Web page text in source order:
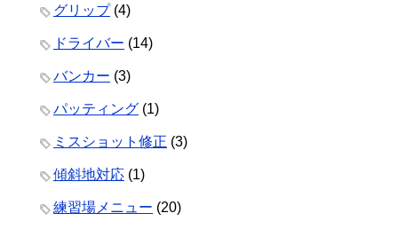
グリップ(4)
ドライバー (14)
バンカー (3)
パッティング (1)
ミスショット修正 (3)
傾斜地対応 (1)
練習場メニュー (20)